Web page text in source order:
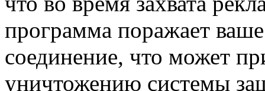
программа поражает
соединение, что может
уничтожению системы